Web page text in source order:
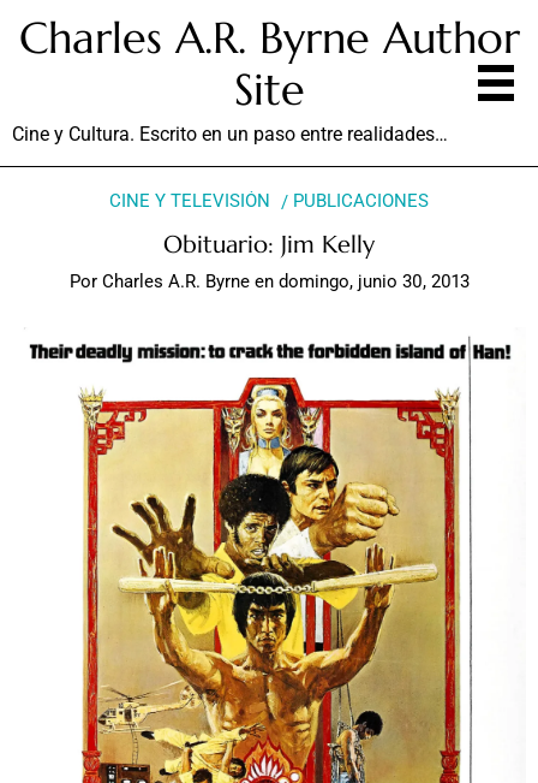
Charles A.R. Byrne Author
Site
Cine y Cultura. Escrito en un paso entre realidades…
CINE Y TELEVISIÓN PUBLICACIONES
Obituario: Jim Kelly
Por Charles A.R. Byrne en domingo, junio 30, 2013